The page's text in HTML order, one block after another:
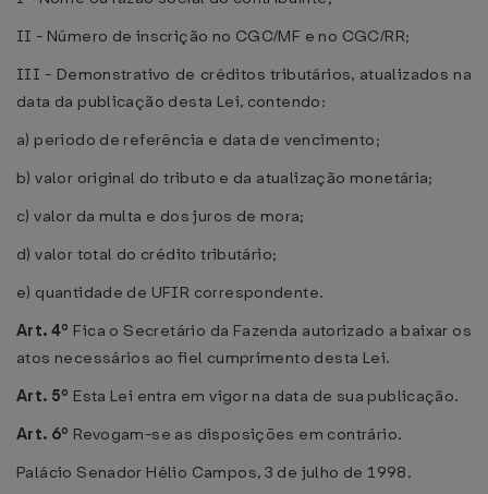
II - Número de inscrição no CGC/MF e no CGC/RR;
III - Demonstrativo de créditos tributários, atualizados na
data da publicação desta Lei, contendo:
a) período de referência e data de vencimento;
b) valor original do tributo e da atualização monetária;
c) valor da multa e dos juros de mora;
d) valor total do crédito tributário;
e) quantidade de UFIR correspondente.
Art. 4º Fica o Secretário da Fazenda autorizado a baixar os
atos necessários ao fiel cumprimento desta Lei.
Art. 5º Esta Lei entra em vigor na data de sua publicação.
Art. 6º Revogam-se as disposições em contrário.
Palácio Senador Hélio Campos, 3 de julho de 1998.